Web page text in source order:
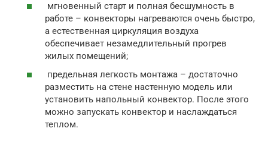
мгновенный старт и полная бесшумность в
работе – конвекторы нагреваются очень быстро,
а естественная циркуляция воздуха
обеспечивает незамедлительный прогрев
жилых помещений;
предельная легкость монтажа – достаточно
разместить на стене настенную модель или
установить напольный конвектор. После этого
можно запускать конвектор и наслаждаться
теплом.